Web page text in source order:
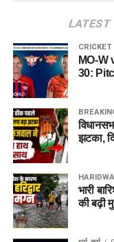
LATEST
CRICKET
MO-W
30:
झटका,
भारी
की बढ़ी